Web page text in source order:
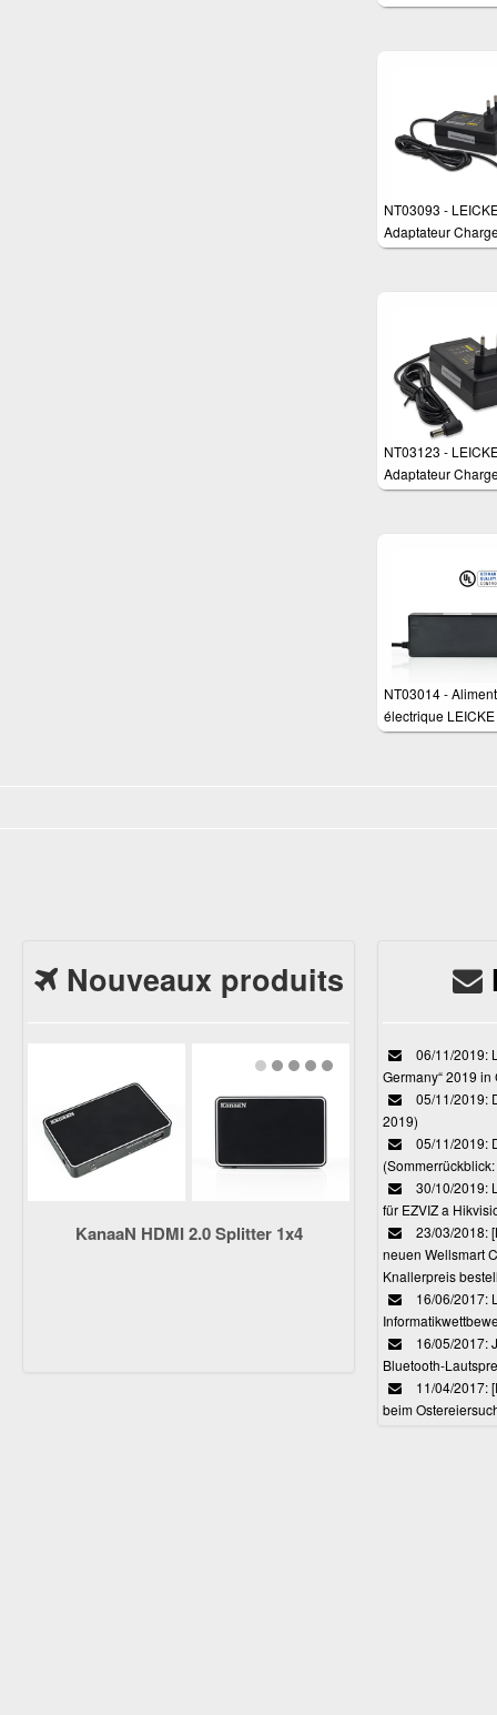
NT03093 -
Adaptateur
watts pour
routeur et scanner
NT03123 -
Adaptateur
watts pour
routeur et scanner
NT03014 -
électrique
12V 6.25A
Nouveaux produits
KanaaN HDMI 2.0 Splitter 1x4
06/11/2019:
Germany“ 2019
05/11/2019:
2019)
05/11/2019:
30/10/2019:
für EZVIZ a
23/03/2018:
neuen Wellsmart
Knallerpreis
16/06/2017:
16/05/2017:
Bluetooth-
11/04/2017:
beim